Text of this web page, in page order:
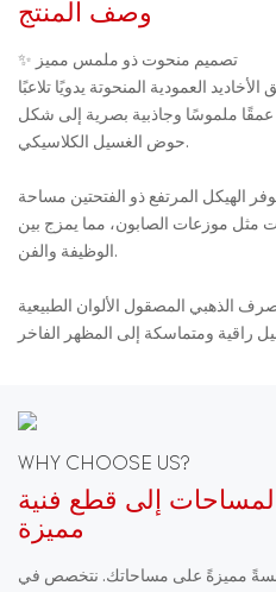
وصف المنتج
✨ تصميم منحوت ذو ملمس مميز
العمودية المنحوتة يدويًا تلاعبًا
عمقًا ملموسًا وجاذبية بصرية إلى شكل
حوض الغسيل الكلاسيكي.
الهيكل المرتفع ذو الفتحتين مساحة
مثل موزعات الصابون، مما يمزج بين
الوظيفة والفن.
الذهبي المصقول الألوان الطبيعية
WHY CHOOSE US?
إلى قطع فنية
مميزة
مميزةً على مساحاتك. نتخصص في